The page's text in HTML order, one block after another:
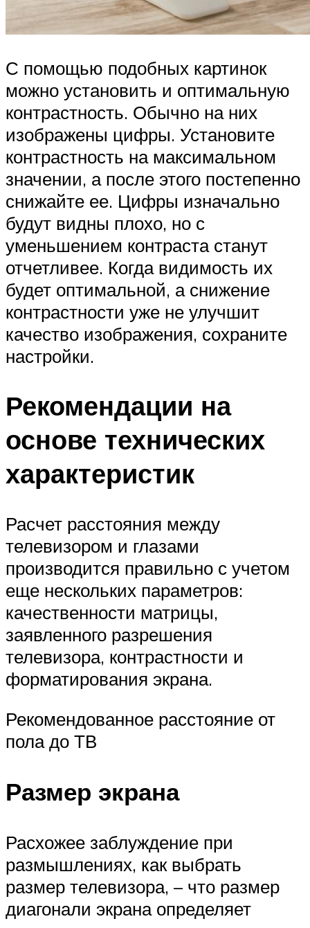
С помощью подобных картинок
можно установить и оптимальную
контрастность. Обычно на них
изображены цифры. Установите
контрастность на максимальном
значении, а после этого постепенно
снижайте ее. Цифры изначально
будут видны плохо, но с
уменьшением контраста станут
отчетливее. Когда видимость их
будет оптимальной, а снижение
контрастности уже не улучшит
качество изображения, сохраните
настройки.
Рекомендации на
основе технических
характеристик
Расчет расстояния между
телевизором и глазами
производится правильно с учетом
еще нескольких параметров:
качественности матрицы,
заявленного разрешения
телевизора, контрастности и
форматирования экрана.
Рекомендованное расстояние от
пола до ТВ
Размер экрана
Расхожее заблуждение при
размышлениях, как выбрать
размер телевизора, – что размер
диагонали экрана определяет